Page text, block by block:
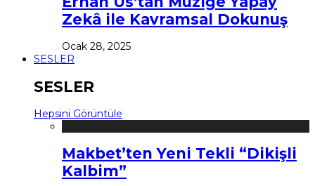
Zekâ ile Kavramsal Dokunuş
Ocak 28, 2025
SESLER
SESLER
Hepsini Görüntüle
Makbet’ten Yeni Tekli “Dikişli
Kalbim”